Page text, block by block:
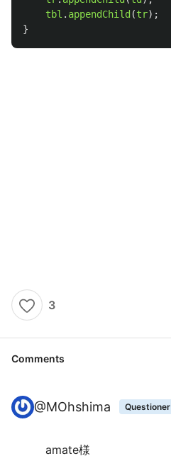
tbl . appendChild (tr);
}
3
Comments
@MOhshima Questioner
amate様